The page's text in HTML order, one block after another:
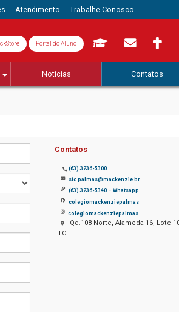
Atendimento Trabalhe Conosco
Portal do Aluno
Notícias Contatos
Contatos
(63) 3236-5300
sic.palmas@mackenzie.br
(63) 3236-5340 – Whatsapp
colegiomackenziepalmas
colegiomackenziepalmas
Qd.108 Norte, Alameda 16, Lote
TO